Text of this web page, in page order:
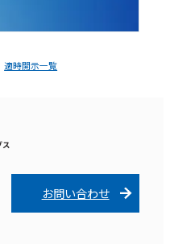
適時開示一覧
お問い合わせ